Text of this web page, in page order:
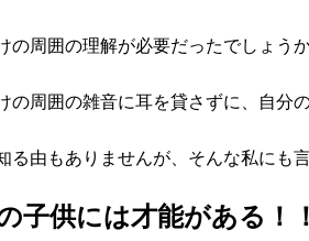
の周囲の理解が必要だったでしょうか
の周囲の雑音に耳を貸さずに、自分
る由もありませんが、そんな私にも
子供には才能がある！！